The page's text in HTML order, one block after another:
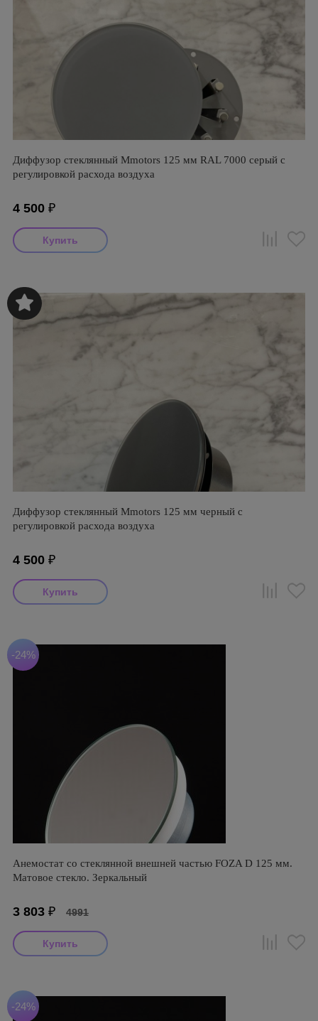
Диффузор стеклянный Mmotors 125 мм RAL 7000 серый с
регулировкой расхода воздуха
4 500 ₽
Диффузор стеклянный Mmotors 125 мм черный с
регулировкой расхода воздуха
4 500 ₽
-24%
Анемостат со стеклянной внешней частью FOZA D 125 мм.
Матовое стекло. Зеркальный
3 803 ₽ 4991
-24%